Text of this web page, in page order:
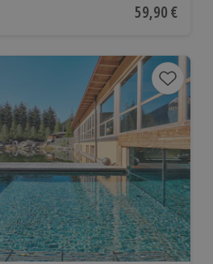
auf 30 BewertungenAktueller
59,90 €